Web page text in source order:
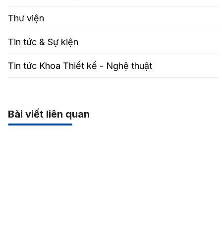
Thư viện
Tin tức & Sự kiện
Tin tức Khoa Thiết kế - Nghệ thuật
Bài viết liên quan